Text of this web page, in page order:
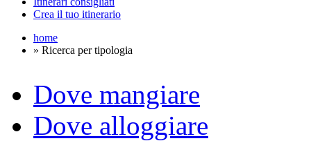
Crea il tuo itinerario
home
» Ricerca per tipologia
Dove mangiare
Dove alloggiare